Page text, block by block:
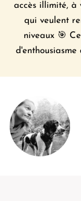
accès illimité, à
qui veulent
niveaux 🎯